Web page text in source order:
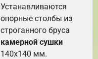
Устанавливаются
опорные столбы из
строганного бруса
камерной сушки
140х140 мм.